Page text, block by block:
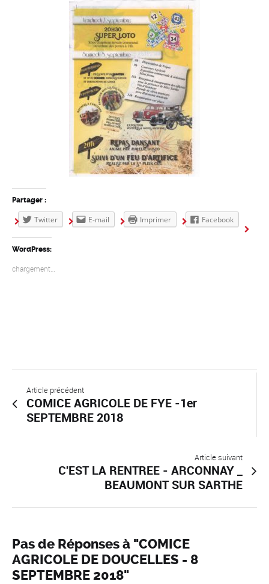
Partager :
Twitter E-mail Imprimer Facebook
WordPress:
chargement…
Article précédent
COMICE AGRICOLE DE FYE -1er
SEPTEMBRE 2018
Article suivant
C'EST LA RENTREE - ARCONNAY _
BEAUMONT SUR SARTHE
Pas de Réponses à "COMICE
AGRICOLE DE DOUCELLES - 8
SEPTEMBRE 2018"